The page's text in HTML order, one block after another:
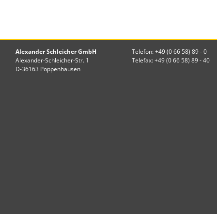
Alexander Schleicher GmbH
Alexander-Schleicher-Str. 1
D-36163 Poppenhausen
Telefon: +49 (0 66 58) 89 - 0
Telefax: +49 (0 66 58) 89 - 40